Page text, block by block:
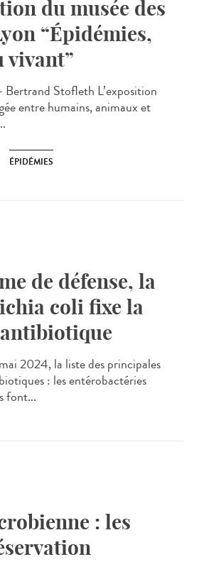
du musée des
“Épidémies,
vivant”
Stofleth L’exposition
entre humains, animaux et
ÉPIDÉMIES
de défense, la
coli fixe la
2024, la liste des principales
: les entérobactéries
font...
: les